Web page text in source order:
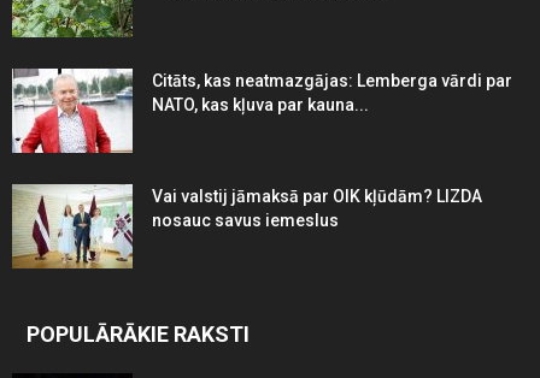
Citāts, kas neatmazgājas: Lemberga vārdi par
NATO, kas kļuva par kauna...
Vai valstij jāmaksā par OIK kļūdām? LIZDA
nosauc savus iemeslus
POPULĀRĀKIE RAKSTI